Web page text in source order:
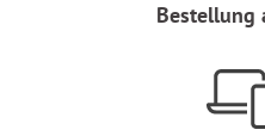
Bestellung